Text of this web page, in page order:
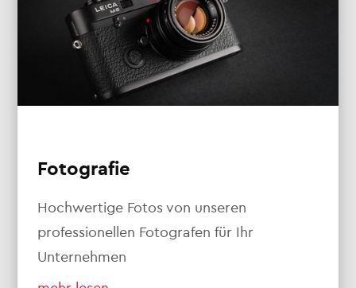
Fotografie
Hochwertige Fotos von unseren
professionellen Fotografen für Ihr
Unternehmen